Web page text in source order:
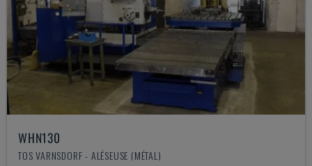
WHN130
TOS VARNSDORF - ALÉSEUSE (MÉTAL)